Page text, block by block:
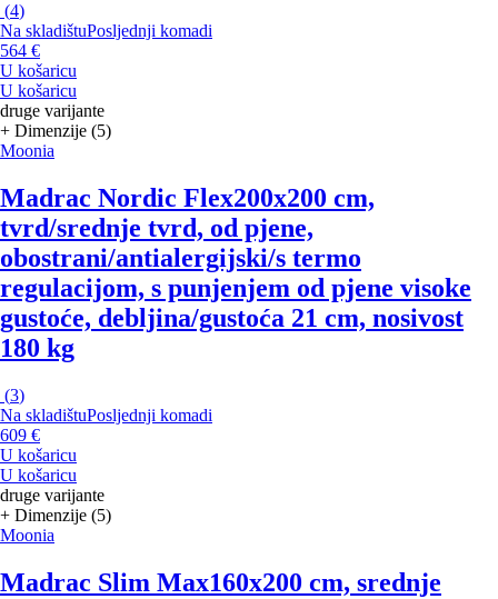
(4)
Na skladištuPosljednji komadi
564 €
U košaricu
U košaricu
druge varijante
+ Dimenzije (5)
Moonia
Madrac Nordic Flex200x200 cm,
tvrd/srednje tvrd, od pjene,
obostrani/antialergijski/s termo
regulacijom, s punjenjem od pjene visoke
gustoće, debljina/gustoća 21 cm, nosivost
180 kg
(3)
Na skladištuPosljednji komadi
609 €
U košaricu
U košaricu
druge varijante
+ Dimenzije (5)
Moonia
Madrac Slim Max160x200 cm, srednje